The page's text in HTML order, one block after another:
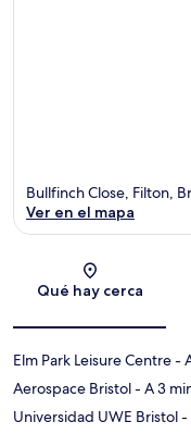
Bullfinch Close, Filton,
Ver en el mapa
Qué hay cerca
Elm Park Leisure Centre-
Aerospace Bristol- A 3
Universidad UWE Bristol-